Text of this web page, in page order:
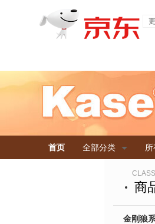
首页 全部分类 所
商
金刚狼